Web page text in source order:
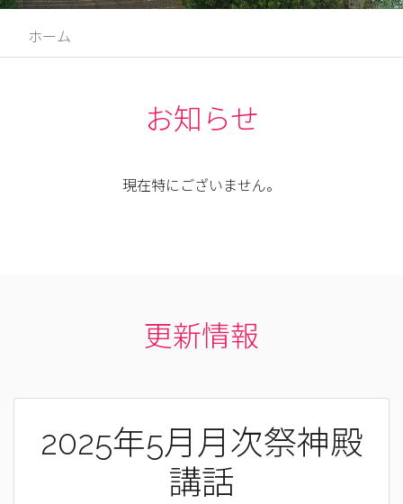
ホーム
お知らせ
現在特にございません。
更新情報
2025年5月月次祭神殿
講話